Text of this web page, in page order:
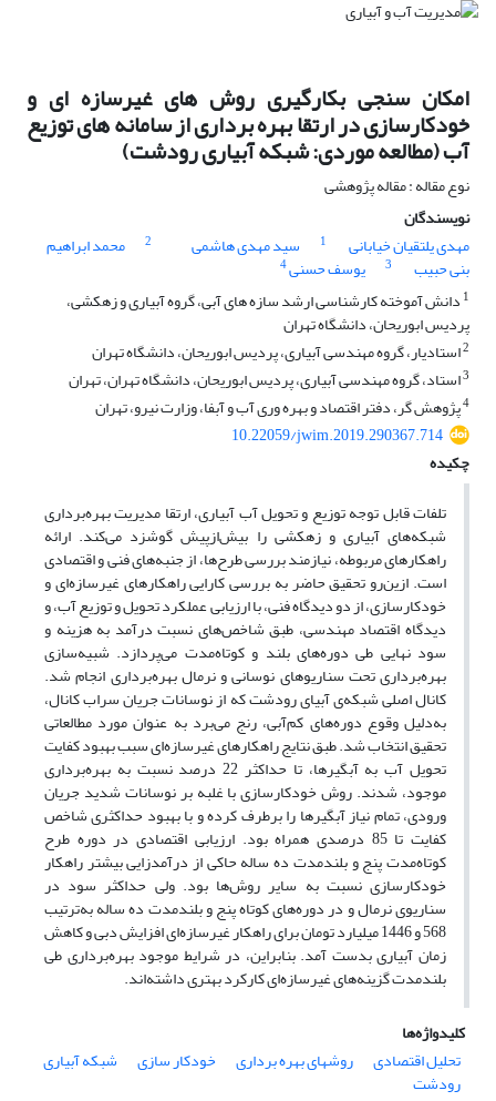
امکان سنجی بکارگیری روش های غیرسازه ای و
خودکارسازی در ارتقا بهره برداری از سامانه های توزیع
آب (مطالعه موردی: شبکه آبیاری رودشت)
نوع مقاله : مقاله پژوهشی
نویسندگان
مهدی یلتقیان خیابانی
1 سید مهدی هاشمی 2 محمد ابراهیم
بنی حبیب 3 یوسف حسنی4
1 دانش آموخته کارشناسی ارشد سازه های آبی، گروه آبیاری و زهکشی،
پردیس ابوریحان، دانشگاه تهران
2استادیار، گروه مهندسی آبیاری، پردیس ابوریحان، دانشگاه تهران
3استاد، گروه مهندسی آبیاری، پردیس ابوریحان، دانشگاه تهران، تهران
4پژوهش گر، دفتر اقتصاد و بهره وری آب و آبفا، وزارت نیرو، تهران
10.22059/jwim.2019.290367.714
چکیده
تلفات قابل توجه توزیع و تحویل آب آبیاری، ارتقا مدیریت بهره‌برداری
شبکه‌های آبیاری و زهکشی را بیش‌ازپیش گوشزد می‌کند. ارائه
راهکارهای مربوطه، نیازمند بررسی طرح‌ها، از جنبه‌های فنی و اقتصادی
است. ازین‌رو تحقیق حاضر به بررسی کارایی راهکارهای غیرسازه‌ای و
خودکارسازی، از دو دیدگاه فنی، با ارزیابی عملکرد تحویل و توزیع آب، و
دیدگاه اقتصاد مهندسی، طبق شاخص‌های نسبت درآمد به هزینه و
سود نهایی طی دوره‌های بلند و کوتاه‌مدت می‌پردازد. شبیه‌سازی
بهره‌برداری تحت سناریوهای نوسانی و نرمال بهره‌برداری انجام شد.
کانال اصلی شبکه‌ی آبیای رودشت که از نوسانات جریان سراب کانال،
به‌دلیل وقوع دوره‌های کم‌آبی، رنج می‌برد به عنوان مورد مطالعاتی
تحقیق انتخاب شد. طبق نتایج راهکار‌های غیرسازه‌ای سبب بهبود کفایت
تحویل آب به آبگیرها، تا حداکثر 22 درصد نسبت به بهره‌برداری
موجود، شدند. روش خودکارسازی با غلبه بر نوسانات شدید جریان
ورودی، تمام نیاز آبگیرها را برطرف کرده و با بهبود حداکثری شاخص
کفایت تا 85 درصدی همراه بود. ارزیابی اقتصادی در دوره طرح
کوتاه‌مدت پنج و بلندمدت ده ساله حاکی از درآمدزایی بیشتر راهکار
خودکارسازی نسبت به سایر روش‌ها بود. ولی حداکثر سود در
سناریوی نرمال و در دوره‌های کوتاه پنج و بلندمدت ده ساله به‌ترتیب
568 و 1446 میلیارد تومان برای راهکار غیرسازه‌ای افزایش دبی و کاهش
زمان آبیاری بدست آمد. بنابراین، در شرایط موجود بهره‌برداری طی
بلندمدت گزینه‌های غیرسازه‌ای کارکرد بهتری داشته‌اند.
کلیدواژه‌ها
تحلیل اقتصادی
روشهای بهره برداری خودکار سازی شبکه آبیاری
رودشت